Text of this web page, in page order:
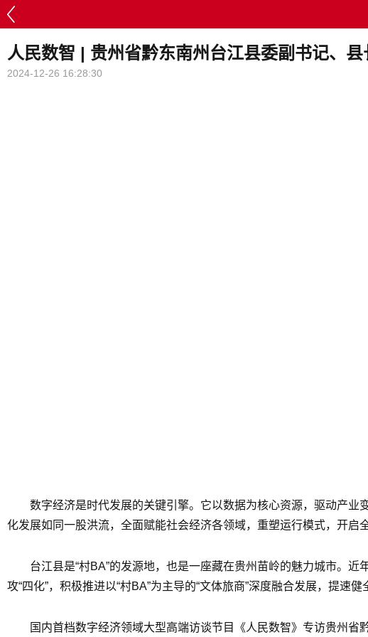
人民数智 | 贵州省黔东南州台江县委副书记、
2024-12-26 16:28:30
数字经济是时代发展的关键引擎。它以数据为核心资源，驱动产业
化发展如同一股洪流，全面赋能社会经济各领域，重塑运行模式，开启
台江县是“村BA”的发源地，也是一座藏在贵州苗岭的魅力城市。
攻“四化”，积极推进以“村BA”为主导的“文体旅商”深度融合发展，提速健
国内首档数字经济领域大型高端访谈节目《人民数智》专访贵州